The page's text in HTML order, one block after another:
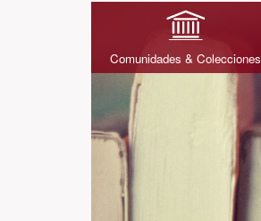
Comunidades & Colecciones